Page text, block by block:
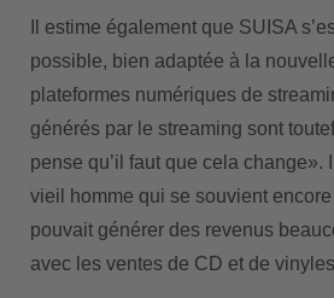
Il estime également que SUISA
possible, bien adaptée à la
plateformes numériques de
générés par le streaming sont
pense qu’il faut que cela change».
vieil homme qui se souvient encore
pouvait générer des revenus
avec les ventes de CD et de